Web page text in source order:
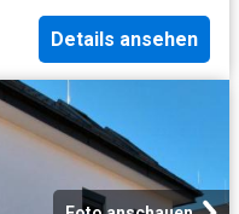
Details ansehen